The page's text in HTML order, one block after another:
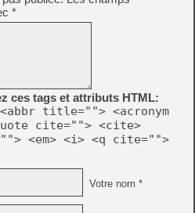
*
ces tags et attributs HTML:
title=""> <acronym
cite=""> <cite>
<em> <i> <q cite="">
Votre nom *